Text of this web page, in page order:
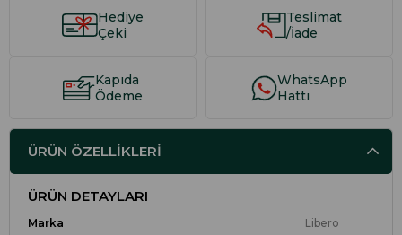
Hediye
Çeki
Teslimat
/İade
Kapıda
Ödeme
WhatsApp
Hattı
ÜRÜN ÖZELLIKLERI
ÜRÜN DETAYLARI
Marka Libero